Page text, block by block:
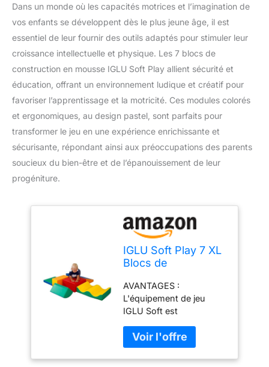
Dans un monde où les capacités motrices et l’imagination de
vos enfants se développent dès le plus jeune âge, il est
essentiel de leur fournir des outils adaptés pour stimuler leur
croissance intellectuelle et physique. Les 7 blocs de
construction en mousse IGLU Soft Play allient sécurité et
éducation, offrant un environnement ludique et créatif pour
favoriser l’apprentissage et la motricité. Ces modules colorés
et ergonomiques, au design pastel, sont parfaits pour
transformer le jeu en une expérience enrichissante et
sécurisante, répondant ainsi aux préoccupations des parents
soucieux du bien-être et de l’épanouissement de leur
progéniture.
IGLU Soft Play 7 XL
Blocs de
Mousse Jouets
éducatifs Modules
de Motricité (XL)
AVANTAGES :
L'équipement de jeu
IGLU Soft est
développer les
compétences motrices
des enfants, améliorer